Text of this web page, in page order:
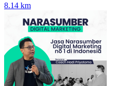
8.14 km